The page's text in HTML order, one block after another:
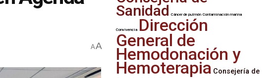
AA
Sanidad Cáncer de pulmón Contaminación marina
Convivencia Dirección
General de
Hemodonación y
Hemoterapia Consejería de